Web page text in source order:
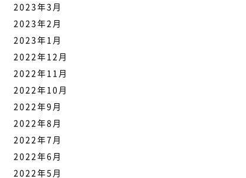
2023年3月
2023年2月
2023年1月
2022年12月
2022年11月
2022年10月
2022年9月
2022年8月
2022年7月
2022年6月
2022年5月